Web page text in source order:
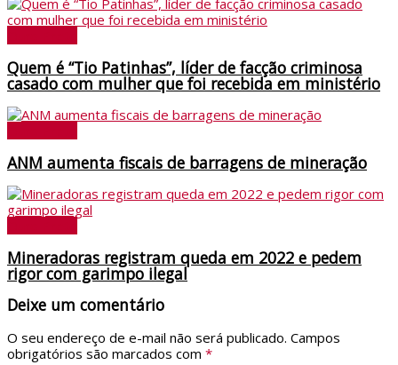
Quem é “Tio Patinhas”, líder de facção criminosa
casado com mulher que foi recebida em ministério
ANM aumenta fiscais de barragens de mineração
Mineradoras registram queda em 2022 e pedem
rigor com garimpo ilegal
Deixe um comentário
O seu endereço de e-mail não será publicado. Campos
obrigatórios são marcados com *